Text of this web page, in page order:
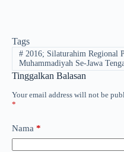
Tags
#2016; Silaturahim Regional
Muhammadiyah Se-Jawa
Tinggalkan Balasan
Your email address will not be
*
Nama *